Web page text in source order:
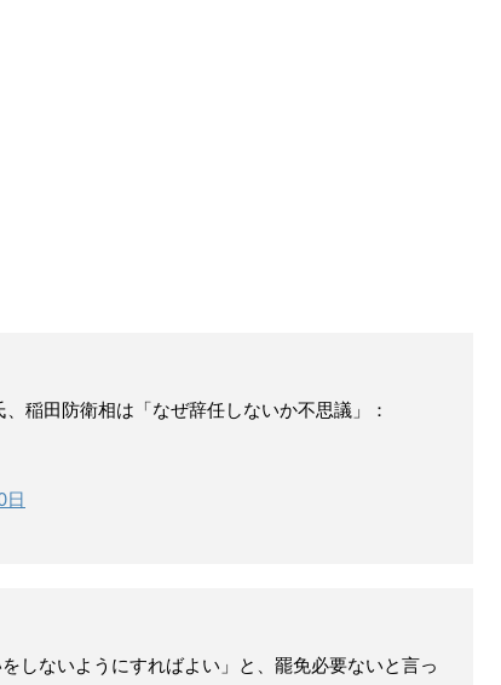
稲田防衛相は「なぜ辞任しないか不思議」：
日
しないようにすればよい」と、罷免必要ないと言っ